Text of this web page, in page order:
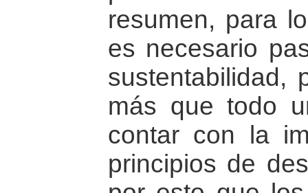
resumen, para
es necesario
sustentabilidad,
más que todo
contar con la
principios de